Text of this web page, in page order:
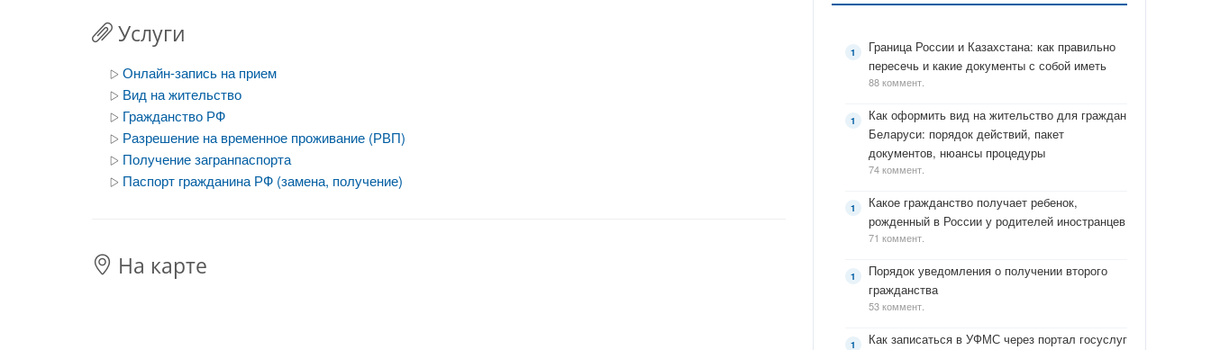
Услуги
Онлайн-запись на прием
Вид на жительство
Гражданство РФ
Разрешение на временное проживание (РВП)
Получение загранпаспорта
Паспорт гражданина РФ (замена, получение)
На карте
Граница России и Казахстана: как правильно
пересечь и какие документы с собой иметь
88 коммент.
Как оформить вид на жительство для граждан
Беларуси: порядок действий, пакет
документов, нюансы процедуры
74 коммент.
Какое гражданство получает ребенок,
рожденный в России у родителей иностранцев
71 коммент.
Порядок уведомления о получении второго
гражданства
53 коммент.
Как записаться в УФМС через портал госуслуг